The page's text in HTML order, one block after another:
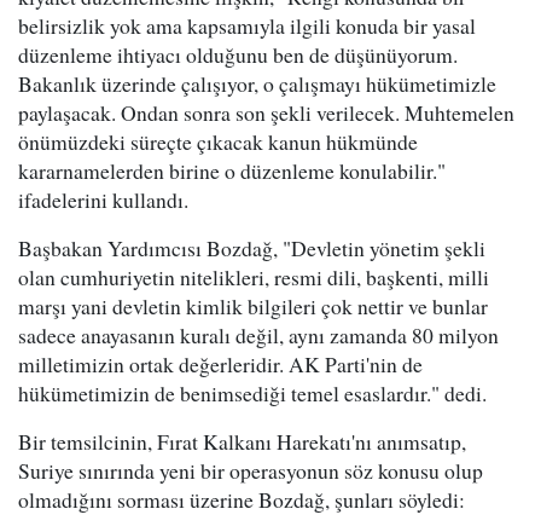
belirsizlik yok ama kapsamıyla ilgili konuda bir yasal
düzenleme ihtiyacı olduğunu ben de düşünüyorum.
Bakanlık üzerinde çalışıyor, o çalışmayı hükümetimizle
paylaşacak. Ondan sonra son şekli verilecek. Muhtemelen
önümüzdeki süreçte çıkacak kanun hükmünde
kararnamelerden birine o düzenleme konulabilir."
ifadelerini kullandı.
Başbakan Yardımcısı Bozdağ, "Devletin yönetim şekli
olan cumhuriyetin nitelikleri, resmi dili, başkenti, milli
marşı yani devletin kimlik bilgileri çok nettir ve bunlar
sadece anayasanın kuralı değil, aynı zamanda 80 milyon
milletimizin ortak değerleridir. AK Parti'nin de
hükümetimizin de benimsediği temel esaslardır." dedi.
Bir temsilcinin, Fırat Kalkanı Harekatı'nı anımsatıp,
Suriye sınırında yeni bir operasyonun söz konusu olup
olmadığını sorması üzerine Bozdağ, şunları söyledi: